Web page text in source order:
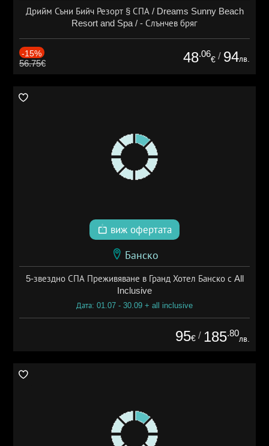
Дрийм Съни Бийч Резорт § СПА / Dreams Sunny Beach
Resort and Spa / - Слънчев бряг
-15%
56.75€ 48.06
€ / 94лв.
виж офертата
Банско
5-звездно СПА Преживяване в Гранд Хотел Банско с All
Inclusive
Дата: 01.07 - 30.09 + all inclusive
95€ / 185.80
лв.